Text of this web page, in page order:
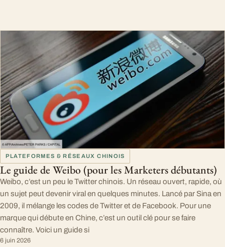
PLATEFORMES & RÉSEAUX CHINOIS
Le guide de Weibo (pour les Marketers débutants)
Weibo, c’est un peu le Twitter chinois. Un réseau ouvert, rapide, où
un sujet peut devenir viral en quelques minutes. Lancé par Sina en
2009, il mélange les codes de Twitter et de Facebook. Pour une
marque qui débute en Chine, c’est un outil clé pour se faire
connaître. Voici un guide si
6 juin 2026